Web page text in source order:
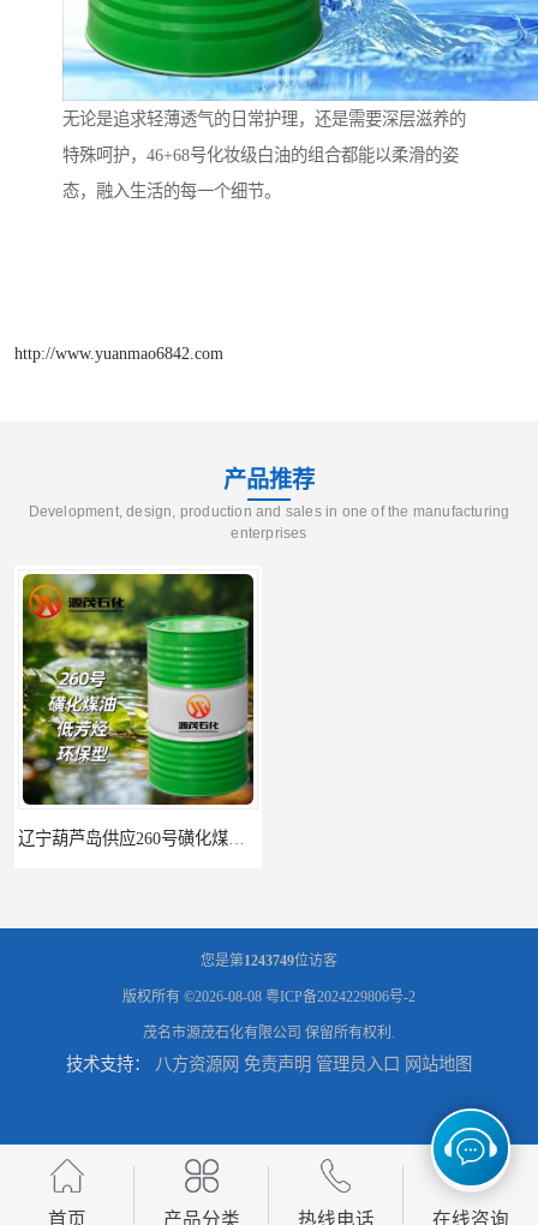
无论是追求轻薄透气的日常护理，还是需要深层滋养的
特殊呵护，46+68号化妆级白油的组合都能以柔滑的姿
态，融入生活的每一个细节。
http://www.yuanmao6842.com
产品推荐
Development, design, production and sales in one of the manufacturing
enterprises
您是第1243749位访客
版权所有 ©2026-08-08 粤ICP备2024229806号-2
茂名市源茂石化有限公司 保留所有权利.
技术支持： 八方资源网 免责声明 管理员入口 网站地图
首页 产品分类 热线电话 在线咨询